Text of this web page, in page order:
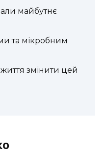
майбутнє
та мікробним
змінити цей